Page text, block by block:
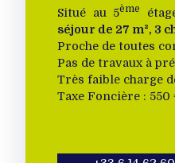
Situé au 5ème
séjour de 27 m², 3
Proche de toutes
Pas de travaux à
Très faible charge
Taxe Foncière : 550